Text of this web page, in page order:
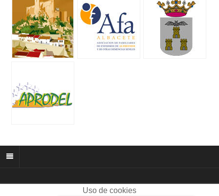
Uso de cookies